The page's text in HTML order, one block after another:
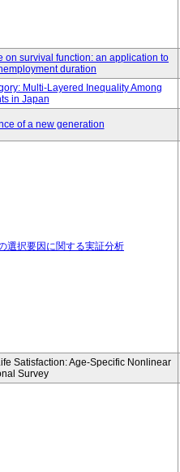
survival function: an application to
duration
Multi-Layered Inequality Among
in Japan
of a new generation
選択要因に関する実証分析
Satisfaction: Age-Specific Nonlinear
Survey